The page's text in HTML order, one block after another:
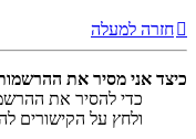
חזרה למעלה
כיצד אני מסיר את
כדי להסיר את
ולחץ על הקישורים